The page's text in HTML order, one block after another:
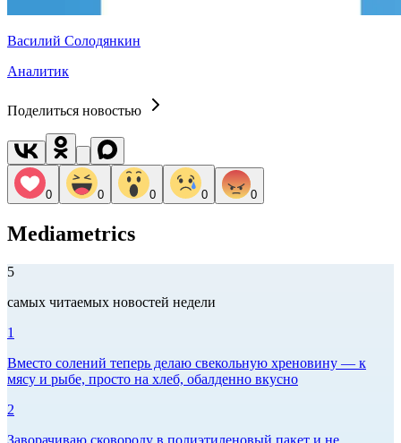
Василий Солодянкин
Аналитик
Поделиться новостью
0 0 0 0 0
Mediametrics
5
самых читаемых новостей недели
1
Вместо солений теперь делаю свекольную хреновину — к
мясу и рыбе, просто на хлеб, обалденно вкусно
2